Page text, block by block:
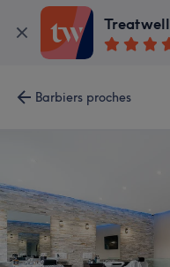
Treatwell
Barbiers proches